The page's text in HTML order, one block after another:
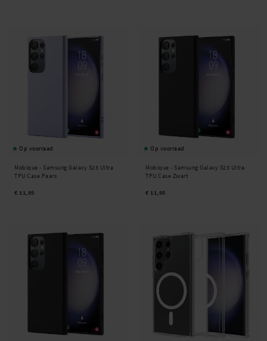
Op voorraad
Mobique - Samsung Galaxy S23 Ultra
TPU Case Paars
€ 11,95
Op voorraad
Mobique - Samsung Galaxy S23 Ultra
TPU Case Zwart
€ 11,95